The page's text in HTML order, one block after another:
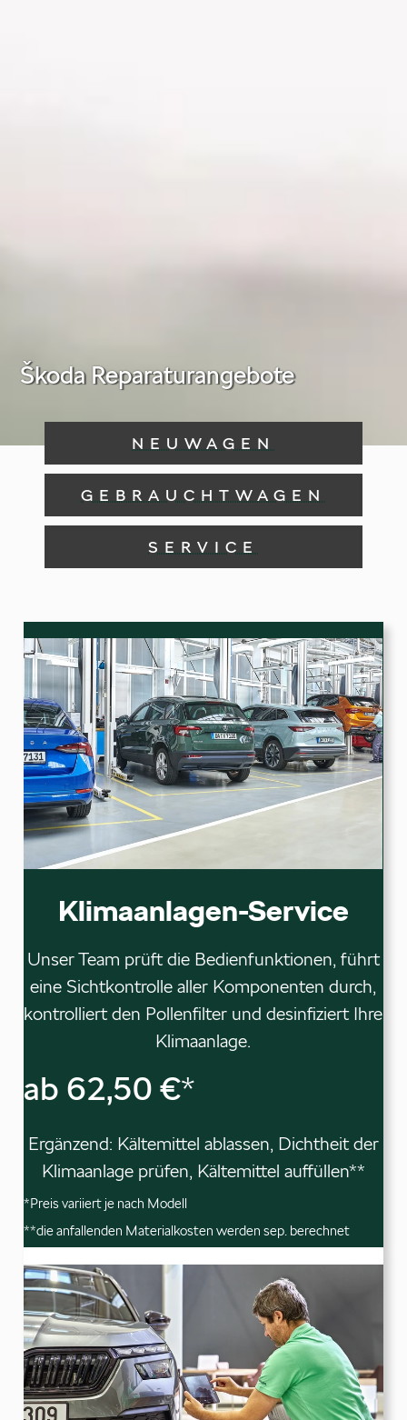
Škoda Reparaturangebote
NEUWAGEN
GEBRAUCHTWAGEN
SERVICE
Klimaanlagen-Service
Unser Team prüft die Bedienfunktionen, führt
eine Sichtkontrolle aller Komponenten durch,
kontrolliert den Pollenfilter und desinfiziert Ihre
Klimaanlage.
ab 62,50 €*
Ergänzend: Kältemittel ablassen, Dichtheit der
Klimaanlage prüfen, Kältemittel auffüllen**
*Preis variiert je nach Modell
**die anfallenden Materialkosten werden sep. berechnet